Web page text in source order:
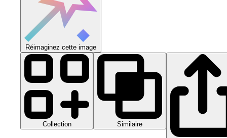
Réimaginez cette image
Collection Similaire